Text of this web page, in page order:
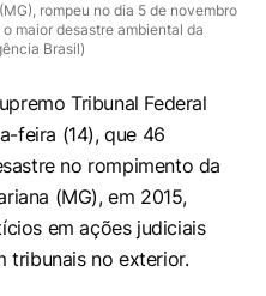
rompeu no dia 5 de novembro
maior desastre ambiental da
Brasil)
Tribunal Federal
feira (14), que 46
no rompimento da
(MG), em 2015,
em ações judiciais
tribunais no exterior.